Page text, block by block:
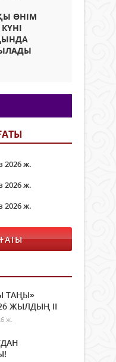
ӨНІМ
2026 ж.
2026 ж.
2026 ж.
ТАҢЫ»
ЖЫЛДЫҢ ІI
ж.